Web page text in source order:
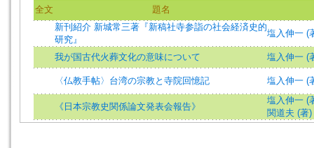
全文
題名
新刊紹介 新城常三著『新稿社寺参詣の社会経済史的
研究』
塩入伸一 (
我が国古代火葬文化の意味について 塩入伸一 (
〈仏教手帖〉台湾の宗教と寺院回憶記 塩入伸一 (
《日本宗教史関係論文発表会報告》
塩入伸一 (
関道夫 (著)